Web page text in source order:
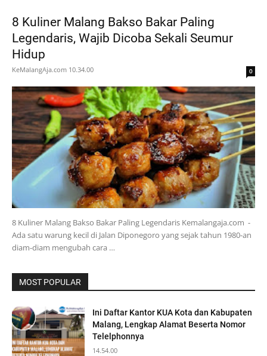
8 Kuliner Malang Bakso Bakar Paling
Legendaris, Wajib Dicoba Sekali Seumur
Hidup
KeMalangAja.com 10.34.00 0
8 Kuliner Malang Bakso Bakar Paling Legendaris Kemalangaja.com -
Ada satu warung kecil di Jalan Diponegoro yang sejak tahun 1980-an
diam-diam mengubah cara …
MOST POPULAR
Ini Daftar Kantor KUA Kota dan Kabupaten
Malang, Lengkap Alamat Beserta Nomor
Telelphonnya
14.54.00